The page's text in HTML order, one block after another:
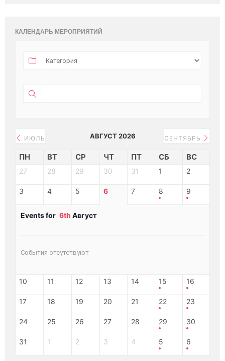
КАЛЕНДАРЬ МЕРОПРИЯТИЙ
ИЮЛЬ АВГУСТ 2026 СЕНТЯБРЬ
ПН ВТ СР ЧТ ПТ СБ ВС
27 28 29 30 31 1 2
3 4 5 6 7 8 9
Events for 6th Август
События отсутствуют
10 11 12 13 14 15 16
17 18 19 20 21 22 23
24 25 26 27 28 29 30
31 1 2 3 4 5 6